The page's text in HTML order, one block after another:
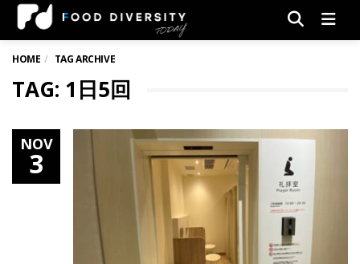
HOME TAG ARCHIVE
TAG: 1日5回
NOV
3